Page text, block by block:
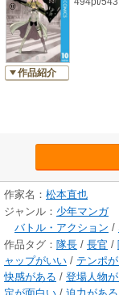
作品紹介
作家名： 松本直也
ジャンル： 少年マンガ
バトル・アクション /
作品タグ： 隊長 / 長官 /
ャップがいい / テンポ
快感がある / 登場人物